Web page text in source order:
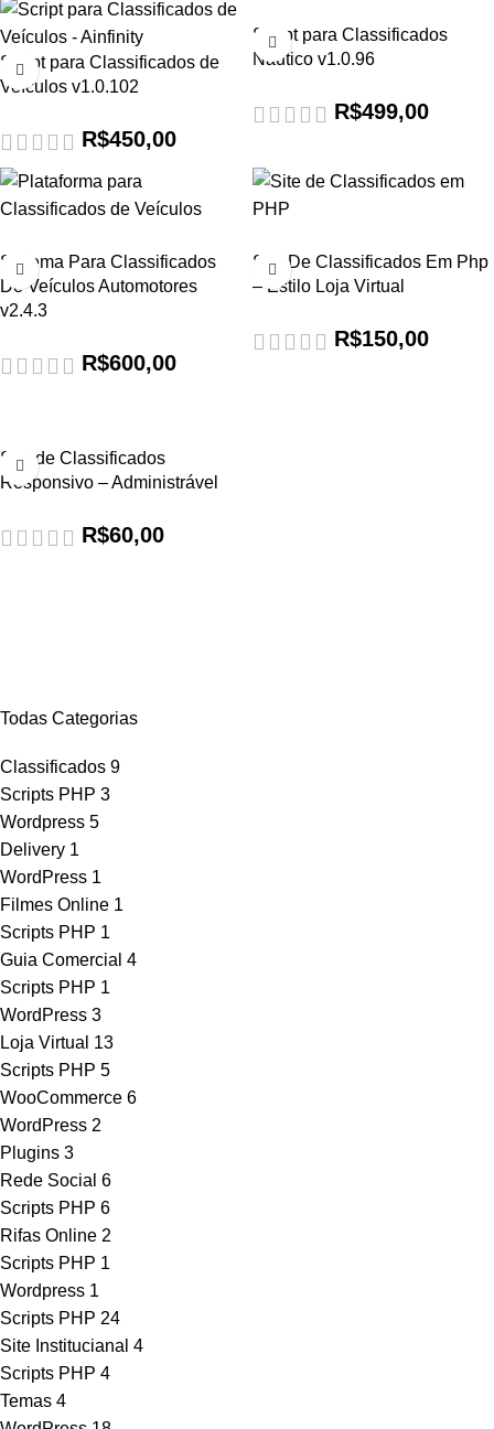
Todas Categorias
Classificados 9
Scripts PHP 3
Wordpress 5
Delivery 1
WordPress 1
Filmes Online 1
Scripts PHP 1
Guia Comercial 4
Scripts PHP 1
WordPress 3
Loja Virtual 13
Scripts PHP 5
WooCommerce 6
WordPress 2
Plugins 3
Rede Social 6
Scripts PHP 6
Rifas Online 2
Scripts PHP 1
Wordpress 1
Scripts PHP 24
Site Institucianal 4
Scripts PHP 4
Temas 4
Script para Classificados de
Veículos v1.0.102
R$450,00
Script para Classificados
Náutico v1.0.96
R$499,00
Sistema Para Classificados
De Veículos Automotores
v2.4.3
R$600,00
Site De Classificados Em Php
– Estilo Loja Virtual
R$150,00
Site de Classificados
Responsivo – Administrável
R$60,00